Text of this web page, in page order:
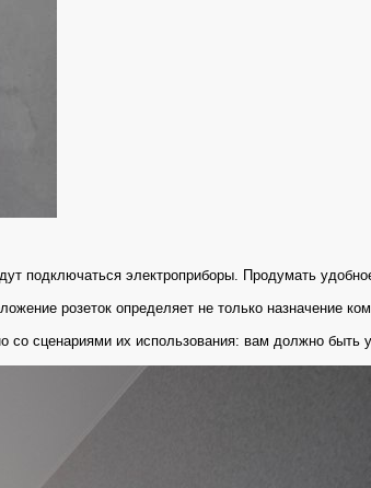
подключаться электроприборы. Продумать
розеток определяет не только
их использования: вам должно